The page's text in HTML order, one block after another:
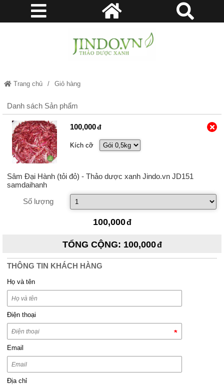
Trang chủ Giỏ hàng
Danh sách Sản phẩm
100,000
Kích cỡ
Sâm Đại Hành (tỏi đỏ) - Thảo dược xanh Jindo.vn JD151
samdaihanh
Số lượng
100,000
TỔNG CỘNG: 100,000
THÔNG TIN KHÁCH HÀNG
Họ và tên
Điện thoại
Email
Địa chỉ